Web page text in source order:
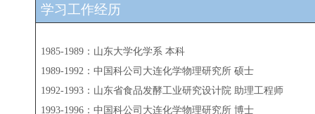
学习工作经历
1985-1989：山东大学化学系 本科
1989-1992：中国科公司大连化学物理研究所 硕士
1992-1993：山东省食品发酵工业研究设计院 助理工程师
1993-1996 ：中国科公司大连化学物理研究所 博士